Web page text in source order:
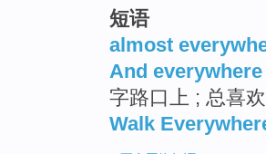
短语
almost
And
字路口上 ; 总喜
Walk